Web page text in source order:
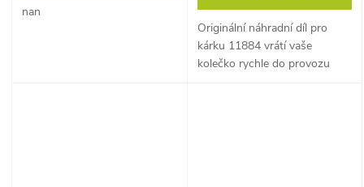
nan
Originální náhradní díl pro
kárku 11884 vrátí vaše
kolečko rychle do provozu